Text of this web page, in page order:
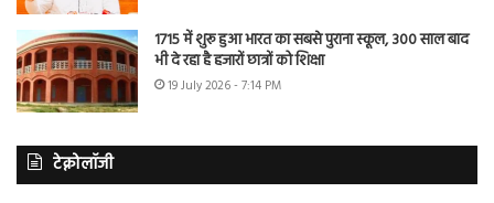
1715 में शुरू हुआ भारत का सबसे पुराना स्कूल, 300 साल बाद
भी दे रहा है हजारों छात्रों को शिक्षा
19 July 2026 - 7:14 PM
टेक्नोलॉजी